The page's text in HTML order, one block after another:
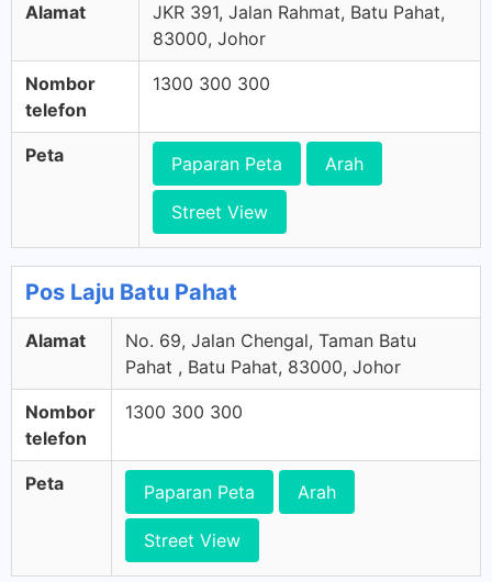
Alamat
JKR 391, Jalan Rahmat, Batu Pahat,
83000, Johor
Nombor
telefon
1300 300 300
Peta Paparan Peta Arah
Street View
Pos Laju Batu Pahat
Alamat
No. 69, Jalan Chengal, Taman Batu
Pahat , Batu Pahat, 83000, Johor
Nombor
telefon
1300 300 300
Peta Paparan Peta Arah
Street View